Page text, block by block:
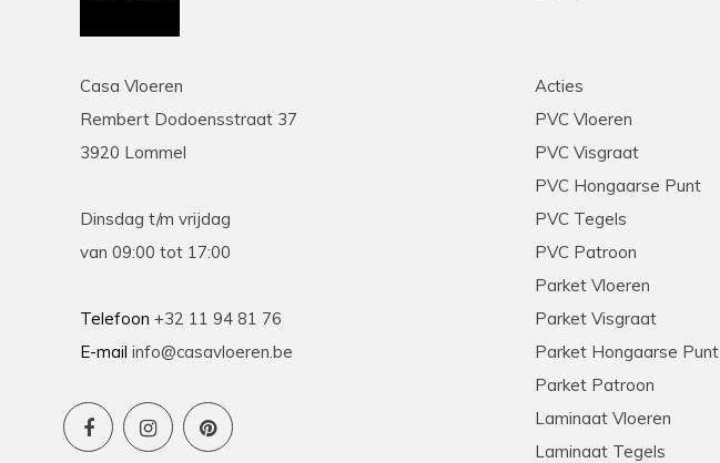
Casa Vloeren
Rembert Dodoensstraat 37
3920 Lommel
Dinsdag t/m vrijdag
van 09:00 tot 17:00
Telefoon +32 11 94 81 76
E-mail info@casavloeren.be
Acties
PVC Vloeren
PVC Visgraat
PVC Hongaarse Punt
PVC Tegels
PVC Patroon
Parket Vloeren
Parket Visgraat
Parket Hongaarse Punt
Parket Patroon
Laminaat Vloeren
Laminaat Tegels